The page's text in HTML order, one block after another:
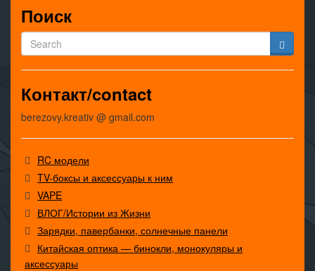
Поиск
Контакт/contact
berezovy.kreativ @ gmail.com
RC модели
TV-боксы и аксессуары к ним
VAPE
ВЛОГ/Истории из Жизни
Зарядки, павербанки, солнечные панели
Китайская оптика — бинокли, монокуляры и
аксессуары